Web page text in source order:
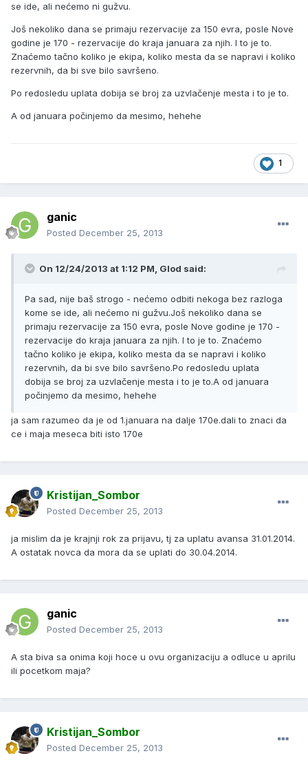
se ide, ali nećemo ni gužvu.
Još nekoliko dana se primaju rezervacije za 150 evra, posle Nove
godine je 170 - rezervacije do kraja januara za njih. I to je to.
Znaćemo tačno koliko je ekipa, koliko mesta da se napravi i koliko
rezervnih, da bi sve bilo savršeno.
Po redosledu uplata dobija se broj za uzvlačenje mesta i to je to.
A od januara počinjemo da mesimo, hehehe
1
ganic
Posted December 25, 2013
On 12/24/2013 at 1:12 PM, Glod said:
Pa sad, nije baš strogo - nećemo odbiti nekoga bez razloga
kome se ide, ali nećemo ni gužvu.Još nekoliko dana se
primaju rezervacije za 150 evra, posle Nove godine je 170 -
rezervacije do kraja januara za njih. I to je to. Znaćemo
tačno koliko je ekipa, koliko mesta da se napravi i koliko
rezervnih, da bi sve bilo savršeno.Po redosledu uplata
dobija se broj za uzvlačenje mesta i to je to.A od januara
počinjemo da mesimo, hehehe
ja sam razumeo da je od 1.januara na dalje 170e.dali to znaci da
ce i maja meseca biti isto 170e
Kristijan_Sombor
Posted December 25, 2013
ja mislim da je krajnji rok za prijavu, tj za uplatu avansa 31.01.2014.
A ostatak novca da mora da se uplati do 30.04.2014.
ganic
Posted December 25, 2013
A sta biva sa onima koji hoce u ovu organizaciju a odluce u aprilu
ili pocetkom maja?
Kristijan_Sombor
Posted December 25, 2013